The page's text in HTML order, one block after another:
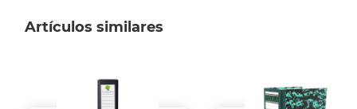
Artículos similares